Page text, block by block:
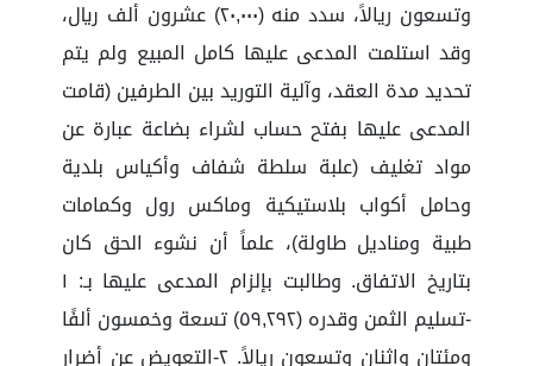
وتسعون ريالاً، سدد منه (٢٠,٠٠٠) عشرون ألف ريال،
وقد استلمت المدعى عليها كامل المبيع ولم يتم
تحديد مدة العقد، وآلية التوريد بين الطرفين (قامت
المدعى عليها بفتح حساب لشراء بضاعة عبارة عن
مواد تغليف (علبة سلطة شفاف وأكياس بلدية
وحامل أكواب بلاستيكية وماكس رول وكمامات
طبية ومناديل طاولة)، علماً أن نشوء الحق كان
بتاريخ الاتفاق. وطالبت بإلزام المدعى عليها بـ: ١
-تسليم الثمن وقدره (٥٩,٢٩٢) تسعة وخمسون ألفًا
ومئتان واثنان وتسعون ريالاً. ٢-التعويض عن أضرار